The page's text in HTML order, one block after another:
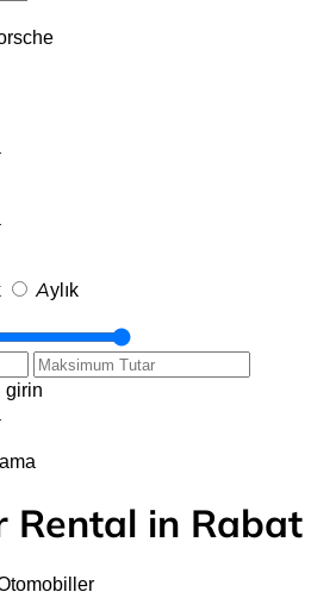
Aylık
girin
Rental in Rabat